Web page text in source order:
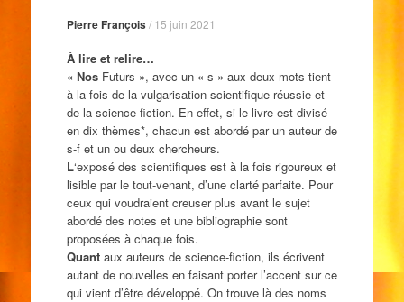
Pierre François/ 15 juin 2021
À lire et relire…
« NosFuturs », avec un « s » aux deux mots tient
à la fois de la vulgarisation scientifique réussie et
de la science-fiction. En effet, si le livre est divisé
en dix thèmes*, chacun est abordé par un auteur de
s-f et un ou deux chercheurs.
L‘exposé des scientifiques est à la fois rigoureux et
lisible par le tout-venant, d’une clarté parfaite. Pour
ceux qui voudraient creuser plus avant le sujet
abordé des notes et une bibliographie sont
proposées à chaque fois.
Quantaux auteurs de science-fiction, ils écrivent
autant de nouvelles en faisant porter l’accent sur ce
qui vient d’être développé. On trouve là des noms